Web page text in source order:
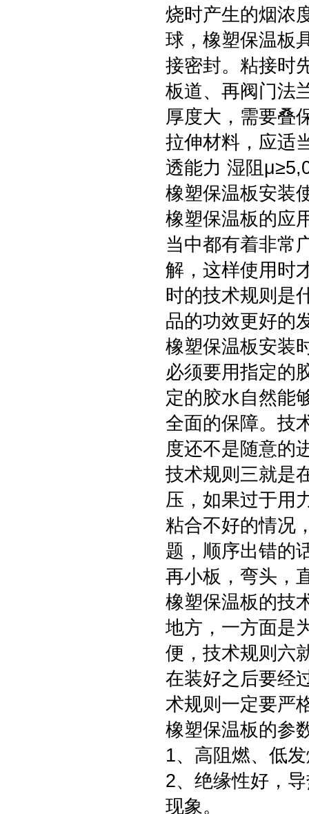
烧时产生的烟浓
球，橡塑保温板
接密封。粘接时
板道、再阀门法
厚度大，需要叠
拉伸材料，应适
透能力 湿阻
橡塑保温板安装
橡塑保温板的应
当中都有着非常
解，这样使用时
时的技术规则是
品的功效更好的
橡塑保温板安装
必须要用指定的
定的胶水自然能
全面的保障。技
度还不是随意的
技术规则三就是
压，如果过于用
粘合不好的情况
题，顺序出错的
再小板，弯头，
橡塑保温板的技
地方，一方面是
便，技术规则六
在装好之后要经
术规则一定要严
橡塑保温板的参
1、高阻燃、低
2、绝缘性好，
现象。